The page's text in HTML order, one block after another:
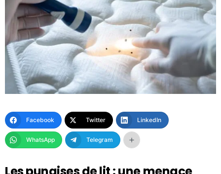
Facebook Twitter LinkedIn
WhatsApp Telegram